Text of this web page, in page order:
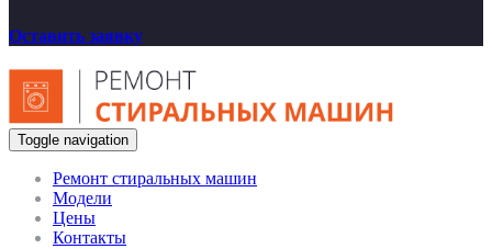
Оставить заявку
Toggle navigation
Ремонт стиральных машин
Модели
Цены
Контакты